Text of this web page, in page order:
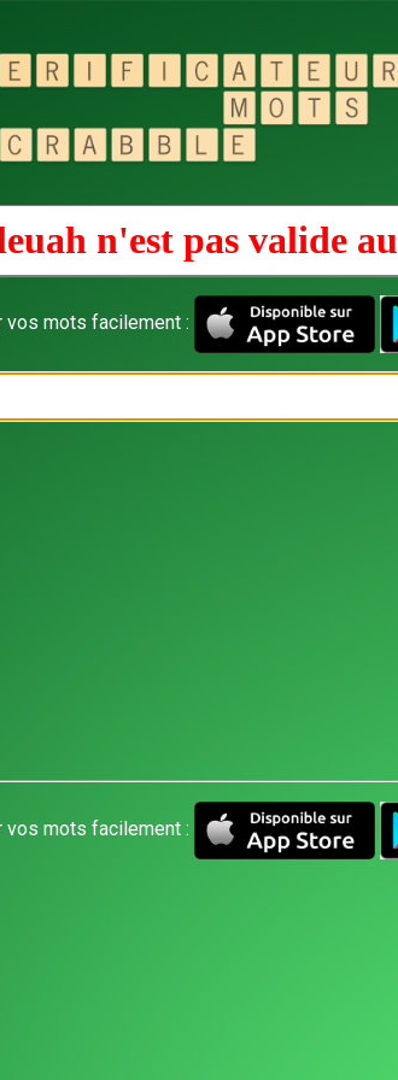
n'est pas valide au
vos mots facilement :
vos mots facilement :